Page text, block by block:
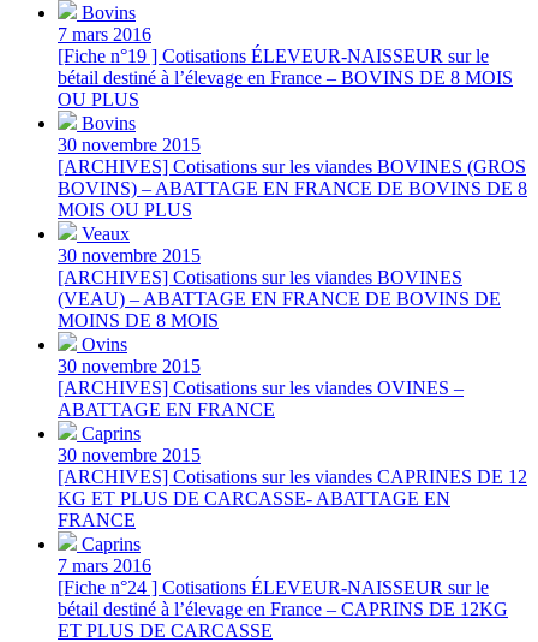
Bovins
7 mars 2016
[Fiche n°19 ] Cotisations ÉLEVEUR-NAISSEUR sur le
bétail destiné à l’élevage en France – BOVINS DE 8 MOIS
OU PLUS
Bovins
30 novembre 2015
[ARCHIVES] Cotisations sur les viandes BOVINES (GROS
BOVINS) – ABATTAGE EN FRANCE DE BOVINS DE 8
MOIS OU PLUS
Veaux
30 novembre 2015
[ARCHIVES] Cotisations sur les viandes BOVINES
(VEAU) – ABATTAGE EN FRANCE DE BOVINS DE
MOINS DE 8 MOIS
Ovins
30 novembre 2015
[ARCHIVES] Cotisations sur les viandes OVINES –
ABATTAGE EN FRANCE
Caprins
30 novembre 2015
[ARCHIVES] Cotisations sur les viandes CAPRINES DE 12
KG ET PLUS DE CARCASSE- ABATTAGE EN
FRANCE
Caprins
7 mars 2016
[Fiche n°24 ] Cotisations ÉLEVEUR-NAISSEUR sur le
bétail destiné à l’élevage en France – CAPRINS DE 12KG
ET PLUS DE CARCASSE